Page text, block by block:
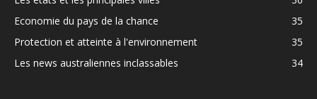
Economie du pays de la chance
35
Protection et atteinte à l'environnement
35
Les news australiennes inclassables
34